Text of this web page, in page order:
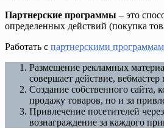
Партнерские программы – это
определенных действий (покупка
Работать с партнерскими
Размещение рекламных
совершает действие,
Создание собственного сайта,
продажу товаров, но и за
Привлечение посетителей
вознаграждение за каждого